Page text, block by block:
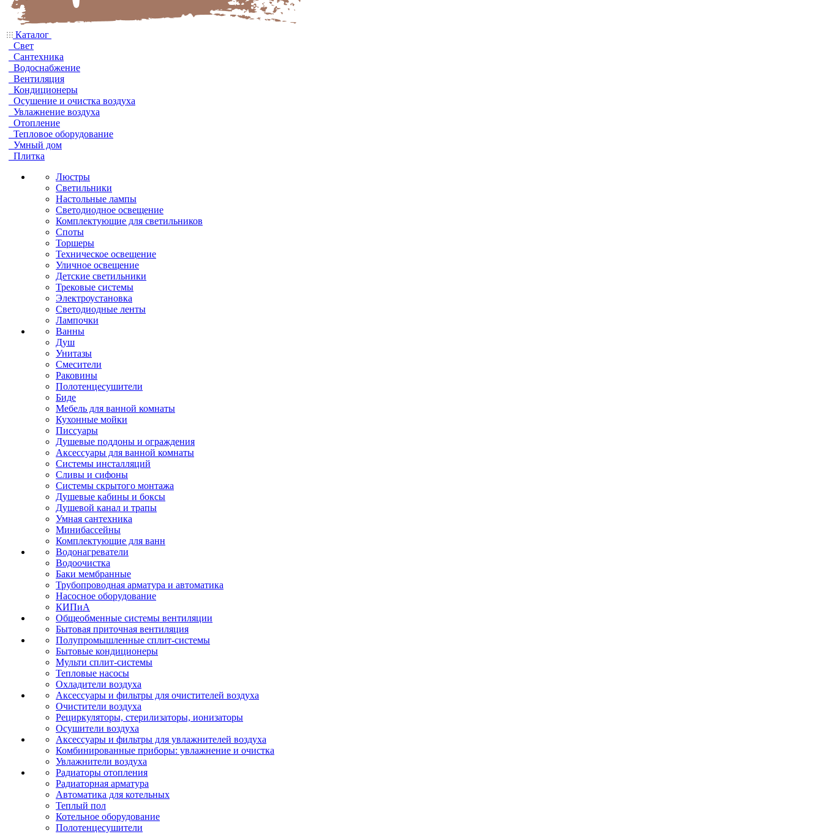
Каталог
Свет
Сантехника
Водоснабжение
Вентиляция
Кондиционеры
Осушение и очистка воздуха
Увлажнение воздуха
Отопление
Тепловое оборудование
Умный дом
Плитка
Люстры
Светильники
Настольные лампы
Светодиодное освещение
Комплектующие для светильников
Споты
Торшеры
Техническое освещение
Уличное освещение
Детские светильники
Трековые системы
Электроустановка
Светодиодные ленты
Лампочки
Ванны
Душ
Унитазы
Смесители
Раковины
Полотенцесушители
Биде
Мебель для ванной комнаты
Кухонные мойки
Писсуары
Душевые поддоны и ограждения
Аксессуары для ванной комнаты
Системы инсталляций
Сливы и сифоны
Системы скрытого монтажа
Душевые кабины и боксы
Душевой канал и трапы
Умная сантехника
Минибассейны
Комплектующие для ванн
Водонагреватели
Водоочистка
Баки мембранные
Трубопроводная арматура и автоматика
Насосное оборудование
КИПиА
Общеобменные системы вентиляции
Бытовая приточная вентиляция
Полупромышленные сплит-системы
Бытовые кондиционеры
Мульти сплит-системы
Тепловые насосы
Охладители воздуха
Аксессуары и фильтры для очистителей воздуха
Очистители воздуха
Рециркуляторы, стерилизаторы, ионизаторы
Осушители воздуха
Аксессуары и фильтры для увлажнителей воздуха
Комбинированные приборы: увлажнение и очистка
Увлажнители воздуха
Радиаторы отопления
Радиаторная арматура
Автоматика для котельных
Теплый пол
Котельное оборудование
Полотенцесушители